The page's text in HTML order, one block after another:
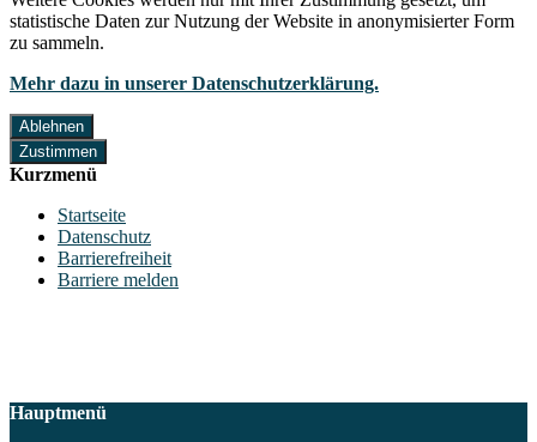
statistische Daten zur Nutzung der Website in anonymisierter Form
zu sammeln.
Mehr dazu in unserer Datenschutzerklärung.
Ablehnen
Zustimmen
Kurzmenü
Startseite
Datenschutz
Barrierefreiheit
Barriere melden
Hauptmenü